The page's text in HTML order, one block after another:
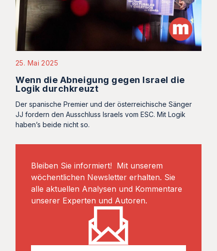
25. Mai 2025
Wenn die Abneigung gegen Israel die
Logik durchkreuzt
Der spanische Premier und der österreichische Sänger
JJ fordern den Ausschluss Israels vom ESC. Mit Logik
haben’s beide nicht so.
Bleiben Sie informiert! Mit unserem
wöchentlichen Newsletter erhalten. Sie
alle aktuellen Analysen und Kommentare
unserer Experten und Autoren.